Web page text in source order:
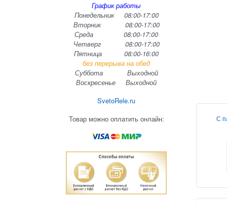
График работы
Понедельник 08:00-17:00
Вторник 08:00-17:00
Среда 08:00-17:00
Четверг 08:00-17:00
Пятница 08:00-16:00
без перерыва на обед
Суббота Выходной
Воскресенье Выходной
SvetoRele.ru
Товар можно оплатить онлайн:
С